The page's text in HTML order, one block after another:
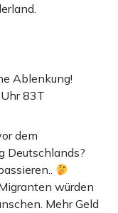
Ablenkung!
83T
dem
Deutschlands?
würden
Mehr Geld